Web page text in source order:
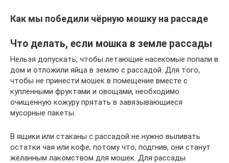
Как мы победили чёрную мошку на рассаде
Что делать, если мошка в земле рассады
Нельзя допускать, чтобы летающие насекомые попали в
дом и отложили яйца в землю с рассадой. Для того,
чтобы не принести мошек в помещение вместе с
купленными фруктами и овощами, необходимо
очищенную кожуру прятать в завязывающиеся
мусорные пакеты.
В ящики или стаканы с рассадой не нужно выливать
остатки чая или кофе, потому что, подгнив, они станут
желанным лакомством для мошек. Для рассады